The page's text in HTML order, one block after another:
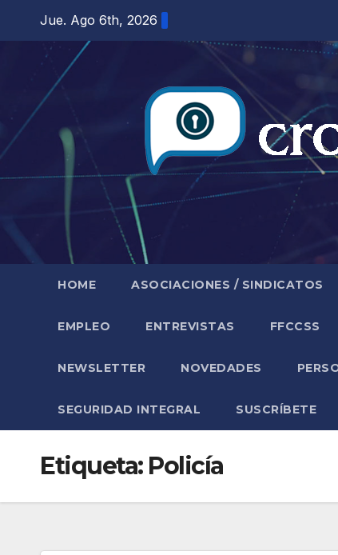
contenido
Jue. Ago 6th, 2026
HOME ASOCIACIONES / SINDICATOS
EMPLEO ENTREVISTAS FFCCSS
NEWSLETTER NOVEDADES
SEGURIDAD INTEGRAL SUSCRÍBETE
Etiqueta: Policía